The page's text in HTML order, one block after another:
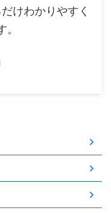
けわかりやすく